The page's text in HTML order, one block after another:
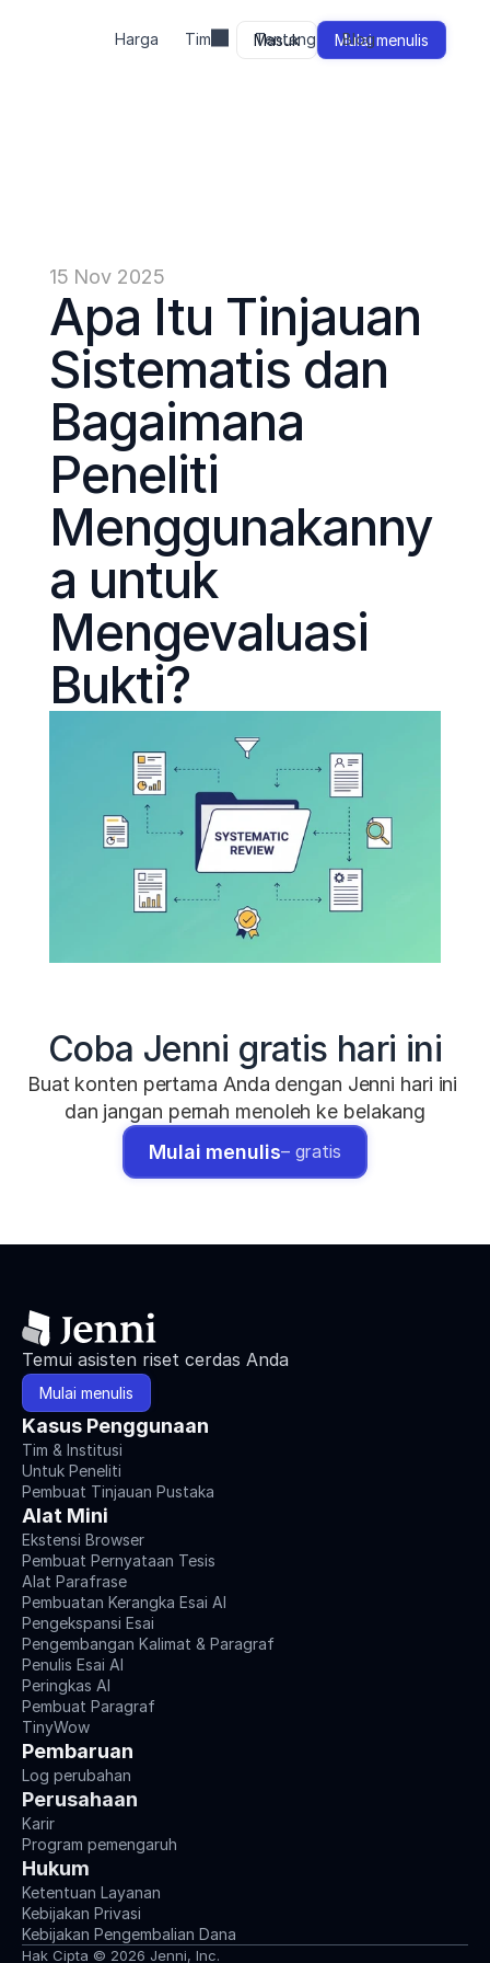
15 Nov 2025
Apa Itu Tinjauan
Sistematis dan
Bagaimana
Peneliti
Menggunakanny
a untuk
Mengevaluasi
Bukti?
Harga Tim Tentang Blog
Masuk Mulai menulis
Temui asisten riset cerdas Anda
Mulai menulis
Kasus Penggunaan
Tim & Institusi
Untuk Peneliti
Pembuat Tinjauan Pustaka
Alat Mini
Ekstensi Browser
Pembuat Pernyataan Tesis
Alat Parafrase
Pembuatan Kerangka Esai AI
Pengekspansi Esai
Pengembangan Kalimat & Paragraf
Penulis Esai AI
Peringkas AI
Pembuat Paragraf
TinyWow
Pembaruan
Log perubahan
Perusahaan
Karir
Program pemengaruh
Hukum
Ketentuan Layanan
Kebijakan Privasi
Kebijakan Pengembalian Dana
Hak Cipta © 2026 Jenni, Inc.
Coba Jenni gratis hari ini
Buat konten pertama Anda dengan Jenni hari ini
dan jangan pernah menoleh ke belakang
Mulai menulis– gratis